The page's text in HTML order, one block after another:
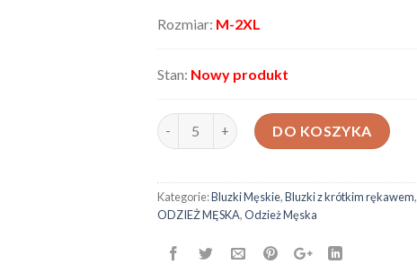
Rozmiar: M-2XL
Stan: Nowy produkt
ilość Bluzka męska BCS6099DO KOSZYKA
Kategorie:Bluzki Męskie,Bluzki z krótkim rękawem,
ODZIEŻ MĘSKA,Odzież Męska